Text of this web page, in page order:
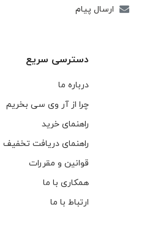
ارسال پیام
دسترسی سریع
درباره ما
چرا از آر وی سی بخریم
راهنمای خرید
راهنمای دریافت تخفیف
قوانین و مقررات
همکاری با ما
ارتباط با ما